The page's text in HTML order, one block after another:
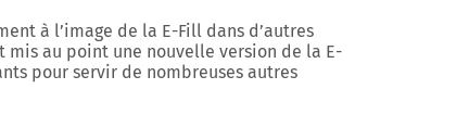
à l’image de la E-Fill dans d’autres
mis au point une nouvelle version de la E-
pour servir de nombreuses autres